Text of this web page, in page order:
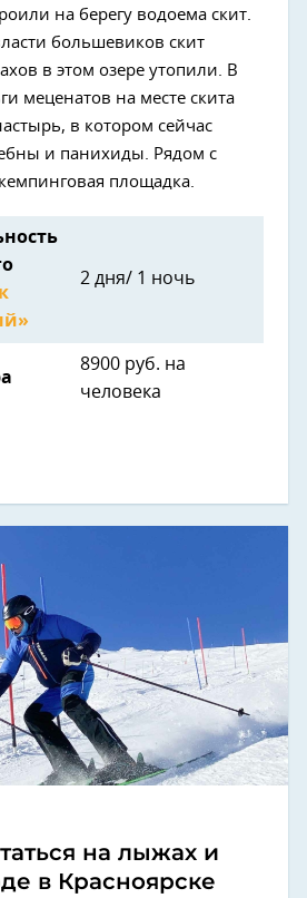
на берегу водоема скит.
большевиков скит
в этом озере утопили. В
меценатов на месте скита
в котором сейчас
и панихиды. Рядом с
площадка.
2 дня/ 1 ночь
8900 руб. на
человека
на лыжах и
в Красноярске